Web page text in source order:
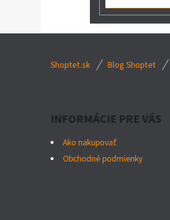
Shoptet.sk Blog Shoptet
INFORMÁCIE PRE VÁS
Ako nakupovať
Obchodné podmienky